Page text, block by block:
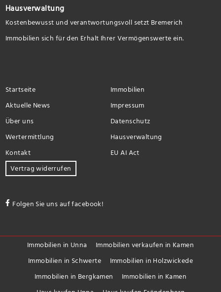
Hausverwaltung
Kostenbewusst und verantwortungsvoll setzt Bremerich
Immobilien sich für den Erhalt Ihrer Vermögenswerte ein.
Startseite
Immobilien
Aktuelle News
Impressum
Über uns
Datenschutz
Wertermittlung
Hausverwaltung
Kontakt
EU AI Act
Vertrag widerrufen
Folgen Sie uns auf facebook!
Immobilien in Unna
Immobilien verkaufen in Kamen
Immobilien in Schwerte
Immobilien in Holzwickede
Immobilien in Bergkamen
Immobilien in Kamen